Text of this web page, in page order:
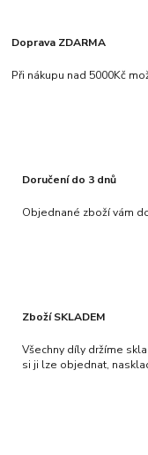
Doprava ZDARMA
Při nákupu nad 5000Kč
Doručení do 3 dnů
Objednané zboží vám
Zboží SKLADEM
Všechny díly držíme
si ji lze objednat,